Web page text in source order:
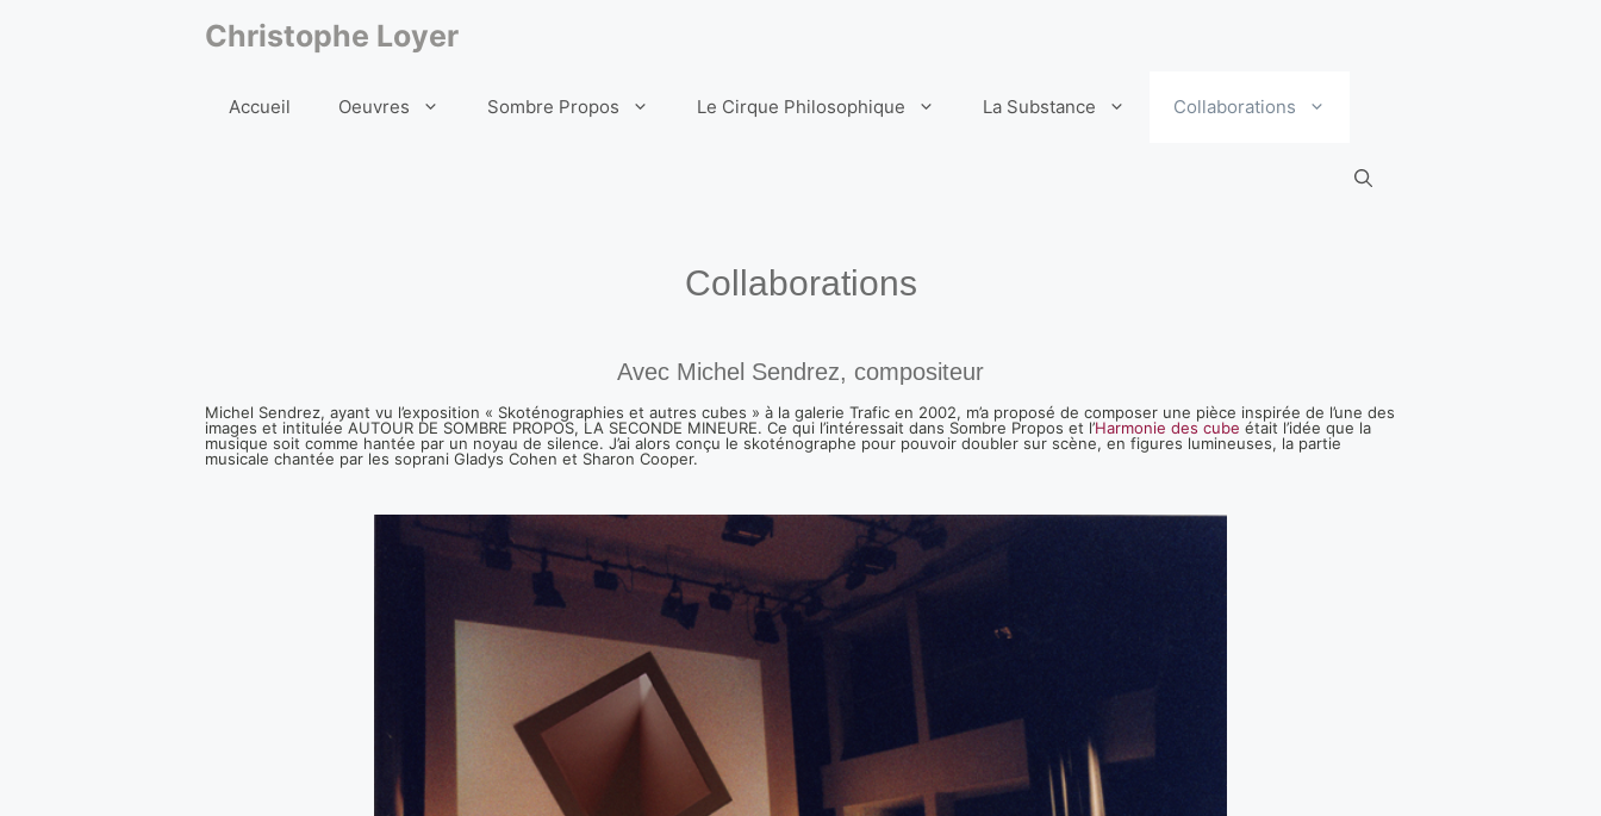
Christophe Loyer
Accueil Oeuvres Sombre Propos Le Cirque Philosophique La Substance Collaborations
Collaborations
Avec Michel Sendrez, compositeur
Michel Sendrez, ayant vu l’exposition « Skoténographies et autres cubes » à la galerie Trafic en 2002, m’a proposé de composer une pièce inspirée de l’une des
images et intitulée AUTOUR DE SOMBRE PROPOS, LA SECONDE MINEURE. Ce qui l’intéressait dans Sombre Propos et l’Harmonie des cube était l’idée que la
musique soit comme hantée par un noyau de silence. J’ai alors conçu le skoténographe pour pouvoir doubler sur scène, en figures lumineuses, la partie
musicale chantée par les soprani Gladys Cohen et Sharon Cooper.